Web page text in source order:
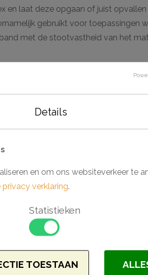
en laat deze opgaan of juist
gebruikt voor toepassingen
met de stootvastheid van het
in vochtige ruimtes
en overschilderbaar
Details
en om ons websiteverkeer te
privacy verklaring.
Statistieken
TOESTAAN